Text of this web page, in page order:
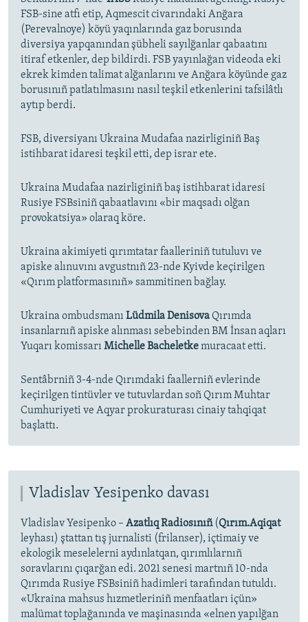
FSB-sine atfı etip, Aqmescit civarındaki Anğara
(Perevalnoye) köyü yaqınlarında gaz borusında
diversiya yapqanından şübheli sayılğanlar qabaatını
itiraf etkenler, dep bildirdi. FSB yayınlağan videoda eki
ekrek kimden talimat alğanlarını ve Anğara köyünde gaz
borusınıñ patlatılmasını nasıl teşkil etkenlerini tafsilâtlı
aytıp berdi.
FSB, diversiyanı Ukraina Mudafaa nazirliginiñ Baş
istihbarat idaresi teşkil etti, dep israr ete.
Ukraina Mudafaa nazirliginiñ baş istihbarat idaresi
Rusiye FSBsiniñ qabaatlavını «bir maqsadı olğan
provokatsiya» olaraq köre.
Ukraina akimiyeti qırımtatar faalleriniñ tutuluvı ve
apiske alınuvını avgustnıñ 23-nde Kyivde keçirilgen
«Qırım platformasınıñ» sammitinen bağlay.
Ukraina ombudsmanı Lüdmila DenisovaQırımda
insanlarnıñ apiske alınması sebebinden BM İnsan aqları
Yuqarı komissarı Michelle Bacheletkemuracaat etti.
Sentâbrniñ 3-4-nde Qırımdaki faallerniñ evlerinde
keçirilgen tintüvler ve tutuvlardan soñ Qırım Muhtar
Cumhuriyeti ve Aqyar prokuraturası cinaiy tahqiqat
başlattı.
Vladislav Yesipenko davası
Vladislav Yesipenko – Azatlıq Radiosınıñ(Qırım.Aqiqat
leyhası) ştattan tış jurnalisti (frilanser), içtimaiy ve
ekologik meselelerni aydınlatqan, qırımlılarnıñ
soravlarını çıqarğan edi. 2021 senesi martnıñ 10-nda
Qırımda Rusiye FSBsiniñ hadimleri tarafından tutuldı.
«Ukraina mahsus hızmetleriniñ menfaatları içün»
malümat toplağanında ve maşinasında «elnen yapılğan